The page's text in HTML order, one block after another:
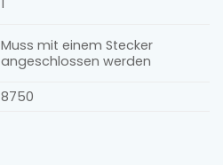
Muss mit einem Stecker
angeschlossen werden
8750